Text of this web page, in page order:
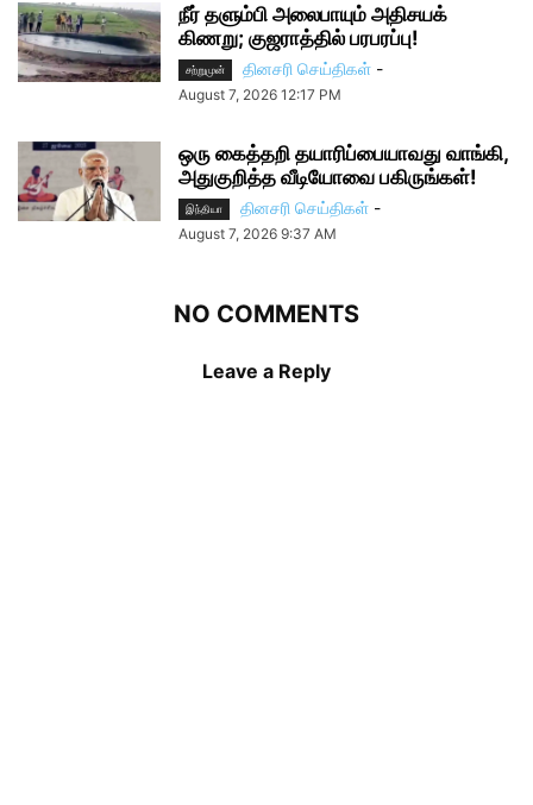
நீர் தளும்பி அலைபாயும் அதிசயக்
கிணறு; குஜராத்தில் பரபரப்பு!
சற்றுமுன் தினசரி செய்திகள் -
August 7, 2026 12:17 PM
ஒரு கைத்தறி தயாரிப்பையாவது வாங்கி,
அதுகுறித்த வீடியோவை பகிருங்கள்!
இந்தியா தினசரி செய்திகள் -
August 7, 2026 9:37 AM
NO COMMENTS
Leave a Reply